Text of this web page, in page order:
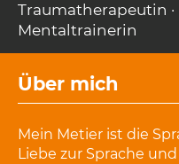
Traumatherapeutin ·
Mentaltrainerin
Über mich
Mein Metier ist die
Liebe zur Sprache